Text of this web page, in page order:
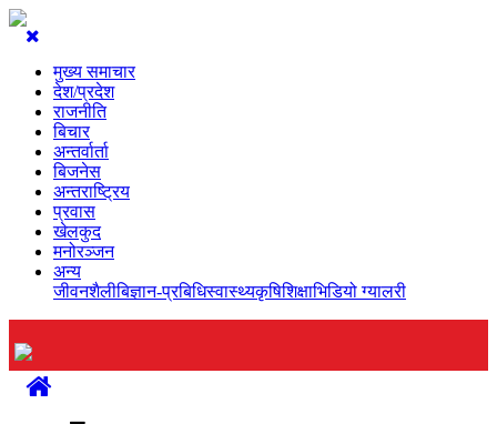
मुख्य समाचार
देश/प्रदेश
राजनीति
बिचार
अन्तर्वार्ता
बिजनेस
अन्तराष्ट्रिय
प्रवास
खेलकुद
मनोरञ्जन
अन्य
जीवनशैलीबिज्ञान-प्रबिधिस्वास्थ्यकृषिशिक्षाभिडियो ग्यालरी